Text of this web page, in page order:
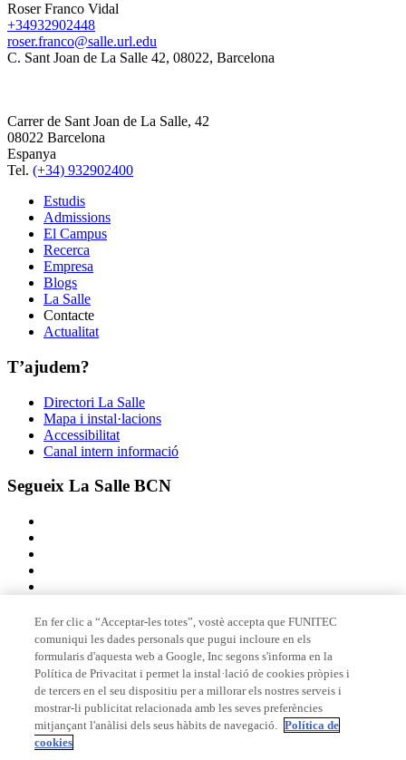
Roser Franco Vidal
+34932902448
roser.franco@salle.url.edu
C. Sant Joan de La Salle 42, 08022, Barcelona
Carrer de Sant Joan de La Salle, 42
08022 Barcelona
Espanya
Tel. (+34) 932902400
Estudis
Admissions
El Campus
Recerca
Empresa
Blogs
La Salle
Contacte
Actualitat
T’ajudem?
Directori La Salle
Mapa i instal·lacions
Accessibilitat
Canal intern informació
Segueix La Salle BCN
Membre de
Acreditacions
En fer clic a “Acceptar-les totes”, vostè accepta que FUNITEC
comuniqui les dades personals que pugui incloure en els
formularis d'aquesta web a Google, Inc segons s'informa en la
Política de Privacitat i permet la instal·lació de cookies pròpies i
de tercers en el seu dispositiu per a millorar els nostres serveis i
mostrar-li publicitat relacionada amb les seves preferències
mitjançant l'anàlisi dels seus hàbits de navegació. Política de
cookies